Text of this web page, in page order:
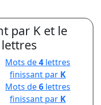
par K et le
Mots de4 lettres
finissant par K
Mots de6 lettres
finissant par K